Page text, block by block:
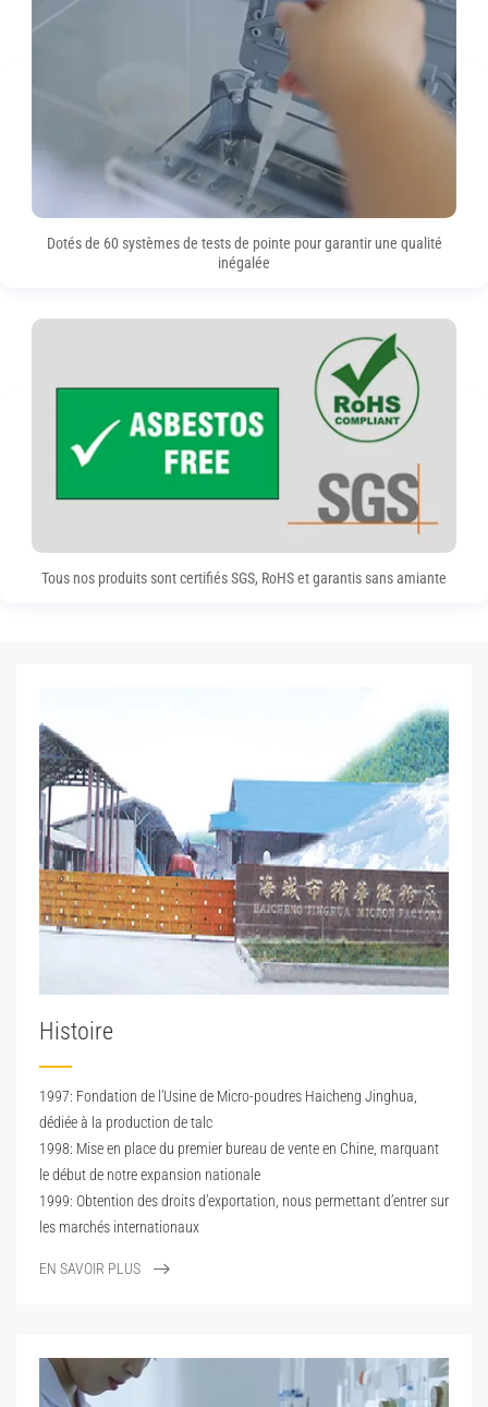
Dotés de 60 systèmes de tests de pointe pour garantir une qualité
inégalée
Tous nos produits sont certifiés SGS, RoHS et garantis sans amiante
Histoire
1997: Fondation de l’Usine de Micro-poudres Haicheng Jinghua,
dédiée à la production de talc
1998: Mise en place du premier bureau de vente en Chine, marquant
le début de notre expansion nationale
1999: Obtention des droits d’exportation, nous permettant d’entrer sur
les marchés internationaux
EN SAVOIR PLUS